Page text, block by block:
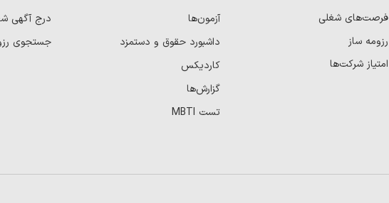
فرصت‌های شغلی
رزومه ساز
امتیاز شرکت‌ها
آزمون‌ها
داشبورد حقوق و دستمزد
کاردیکس
گزارش‌ها
تست MBTI
درج آگهی
جستجوی